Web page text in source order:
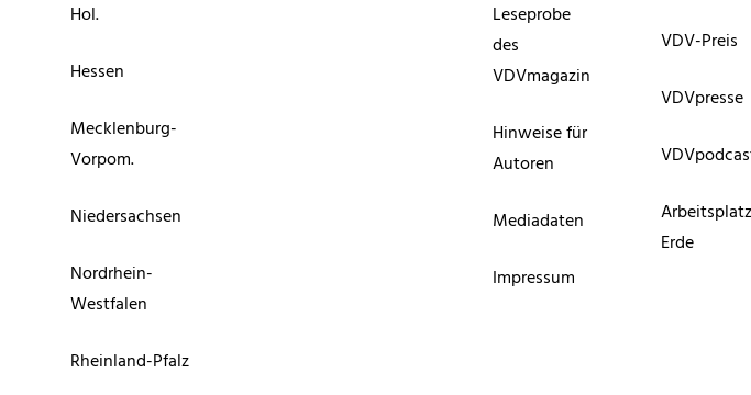
Hol.
Hessen
Mecklenburg-
Vorpom.
Niedersachsen
Nordrhein-
Westfalen
Rheinland-Pfalz
Leseprobe
des
VDVmagazin
Hinweise für
Autoren
Mediadaten
Impressum
VDV-Preis
VDVpresse
Erde